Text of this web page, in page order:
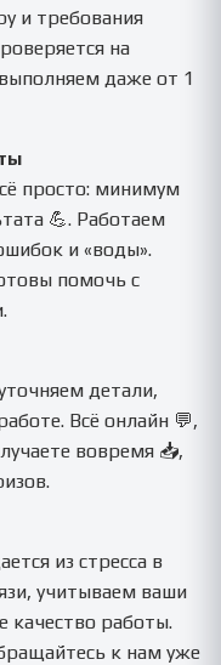
и требования
на
даже от 1
просто: минимум
💪. Работаем
и «воды».
помочь с
детали,
Всё онлайн 💬,
вовремя 📥,
из стресса в
учитываем ваши
качество работы.
к нам уже